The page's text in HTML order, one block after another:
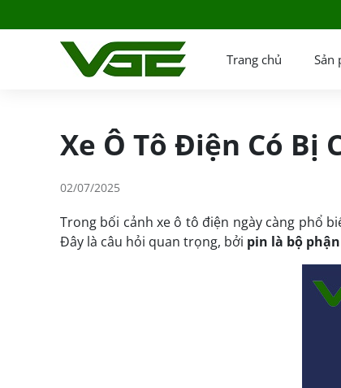
Trang chủ Sản
Xe Ô Tô Điện Có Bị
02/07/2025
Trong bối cảnh xe ô tô điện ngày càng phổ
Đây là câu hỏi quan trọng, bởi pin là bộ